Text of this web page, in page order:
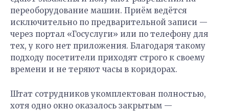
переоборудование машин. Приём ведётся
исключительно по предварительной записи —
через портал «Госуслуги» или по телефону для
тех, у кого нет приложения. Благодаря такому
подходу посетители приходят строго к своему
времени и не теряют часы в коридорах.
Штат сотрудников укомплектован полностью,
хотя одно окно оказалось закрытым —